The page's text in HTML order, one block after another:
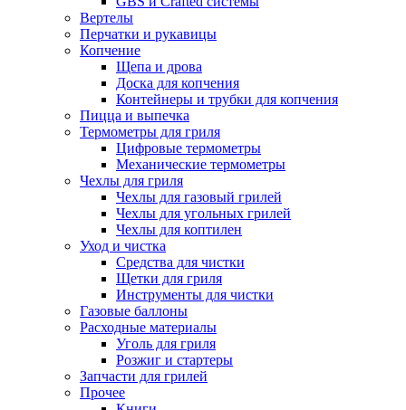
Вертелы
Перчатки и рукавицы
Копчение
Щепа и дрова
Доска для копчения
Контейнеры и трубки для копчения
Пицца и выпечка
Термометры для гриля
Цифровые термометры
Механические термометры
Чехлы для гриля
Чехлы для газовый грилей
Чехлы для угольных грилей
Чехлы для коптилен
Уход и чистка
Средства для чистки
Щетки для гриля
Инструменты для чистки
Газовые баллоны
Расходные материалы
Уголь для гриля
Розжиг и стартеры
Запчасти для грилей
Прочее